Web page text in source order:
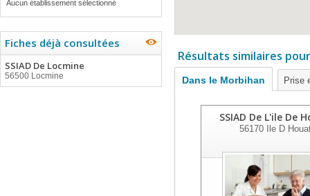
Aucun établissement sélectionné
Fiches déjà consultées
SSIAD De Locmine
56500 Locmine
Résultats similaires
Dans le Morbihan Prise
SSIAD De L'ile De
56170Ile D